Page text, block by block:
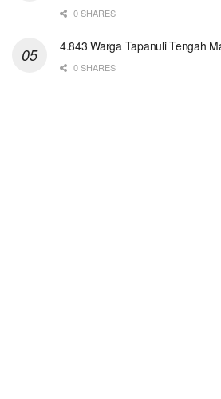
0 SHARES
4.843 Warga Tapanuli Tengah
0 SHARES